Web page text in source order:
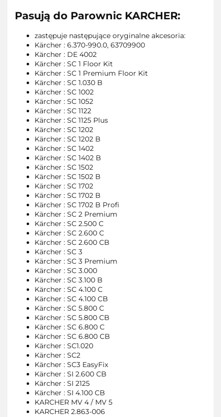
Pasują do Parownic KARCHER:
zastępuje następujące oryginalne akcesoria:
Kärcher : 6.370-990.0, 63709900
Kärcher : DE 4002
Kärcher : SC 1 Floor Kit
Kärcher : SC 1 Premium Floor Kit
Kärcher : SC 1.030 B
Kärcher : SC 1002
Kärcher : SC 1052
Kärcher : SC 1122
Kärcher : SC 1125 Plus
Kärcher : SC 1202
Kärcher : SC 1202 B
Kärcher : SC 1402
Kärcher : SC 1402 B
Kärcher : SC 1502
Kärcher : SC 1502 B
Kärcher : SC 1702
Kärcher : SC 1702 B
Kärcher : SC 1702 B Profi
Kärcher : SC 2 Premium
Kärcher : SC 2.500 C
Kärcher : SC 2.600 C
Kärcher : SC 2.600 CB
Kärcher : SC 3
Kärcher : SC 3 Premium
Kärcher : SC 3.000
Kärcher : SC 3.100 B
Kärcher : SC 4.100 C
Kärcher : SC 4.100 CB
Kärcher : SC 5.800 C
Kärcher : SC 5.800 CB
Kärcher : SC 6.800 C
Kärcher : SC 6.800 CB
Kärcher : SC1.020
Kärcher : SC2
Kärcher : SC3 EasyFix
Kärcher : SI 2.600 CB
Kärcher : SI 2125
Kärcher : SI 4.100 CB
KARCHER MV 4 / MV 5
KARCHER 2.863-006